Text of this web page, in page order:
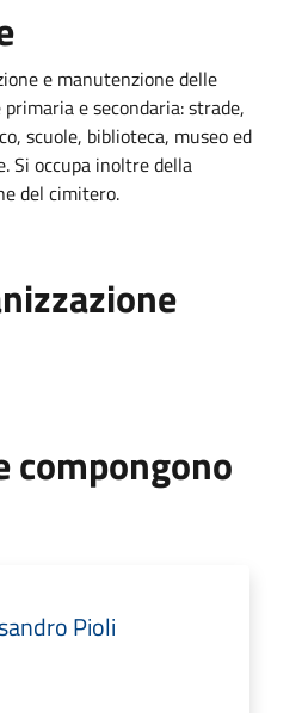
e manutenzione delle
e secondaria: strade,
scuole, biblioteca, museo ed
Si occupa inoltre della
del cimitero.
compongono
Pioli